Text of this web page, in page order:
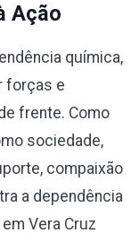
Ação
química,
forças e
frente. Como
sociedade,
compaixão
a dependência
Vera Cruz